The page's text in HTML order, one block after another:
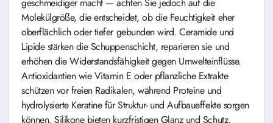
Molekülgröße, die entscheidet, ob die Feuchtigkeit eher
oberflächlich oder tiefer gebunden wird. Ceramide und
Lipide stärken die Schuppenschicht, reparieren sie und
erhöhen die Widerstandsfähigkeit gegen Umwelteinflüsse.
Antioxidantien wie Vitamin E oder pflanzliche Extrakte
schützen vor freien Radikalen, während Proteine und
hydrolysierte Keratine für Struktur- und Aufbaueffekte sorgen
können. Silikone bieten kurzfristigen Glanz und Schutz,